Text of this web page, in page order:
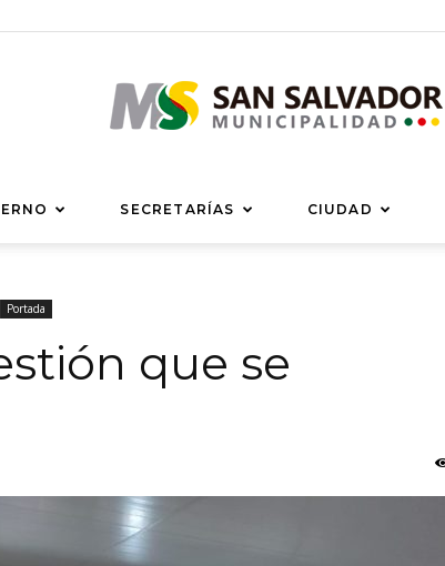
Municipalidad
SECRETARÍAS CIUDAD
Portada
que se